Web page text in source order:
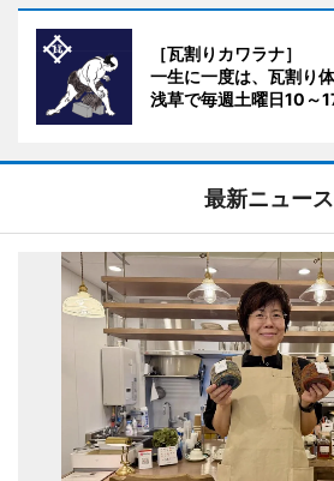
［瓦割りカワラナ］
一生に一度は、瓦割り体
浅草で毎週土曜日10～
最新ニュース